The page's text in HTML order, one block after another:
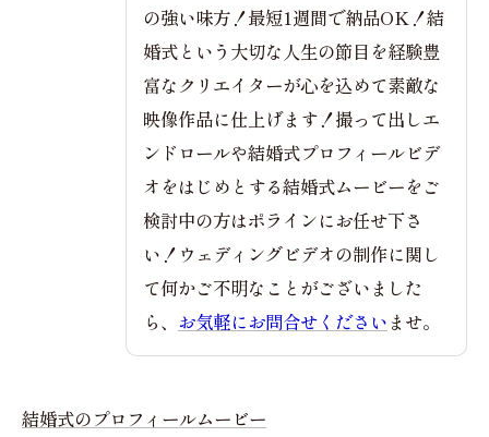
の強い味方！最短1週間で納品OK！結
婚式という大切な人生の節目を経験豊
富なクリエイターが心を込めて素敵な
映像作品に仕上げます！撮って出しエ
ンドロールや結婚式プロフィールビデ
オをはじめとする結婚式ムービーをご
検討中の方はポラインにお任せ下さ
い！ウェディングビデオの制作に関し
て何かご不明なことがございました
ら、 お気軽にお問合せください ませ。
結婚式のプロフィールムービー